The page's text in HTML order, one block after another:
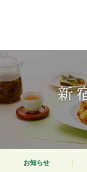
お知らせ